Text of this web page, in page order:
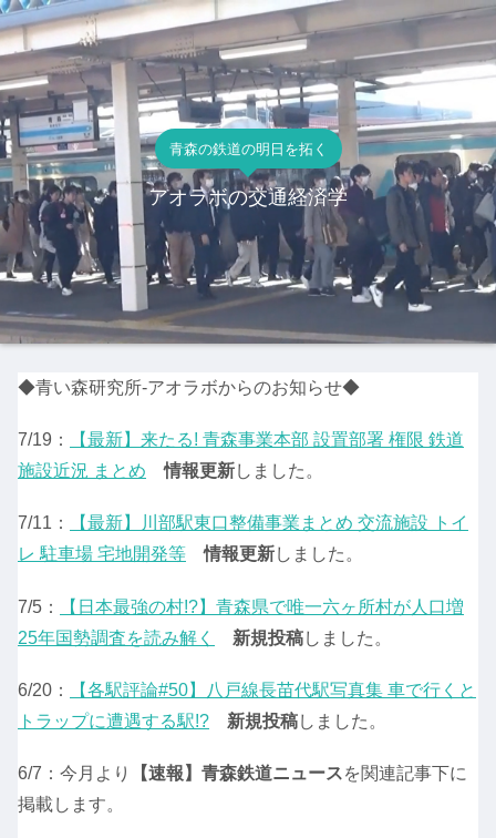
青森の鉄道の明日を拓く
アオラボの交通経済学
◆青い森研究所-アオラボからのお知らせ◆
7/19：
【最新】来たる! 青森事業本部 設置部署 権限 鉄道
施設近況 まとめ
情報更新しました。
7/11：
【最新】川部駅東口整備事業まとめ 交流施設 トイ
レ 駐車場 宅地開発等
情報更新しました。
7/5：
【日本最強の村!?】青森県で唯一六ヶ所村が人口増
25年国勢調査を読み解く
新規投稿しました。
6/20：
【各駅評論#50】八戸線長苗代駅写真集 車で行くと
トラップに遭遇する駅!?
新規投稿しました。
6/7：今月より 【速報】青森鉄道ニュースを関連記事下に
掲載します。